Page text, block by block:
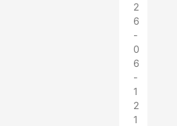
2
6
-
0
6
-
1
2
1